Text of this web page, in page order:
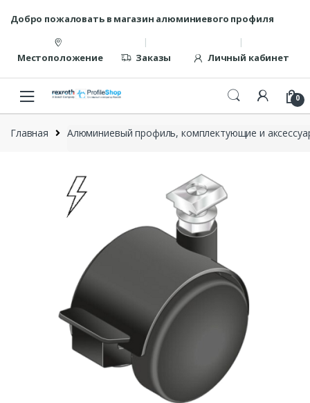
содержанию
Добро пожаловать в магазин алюминиевого профиля
Местоположение Заказы Личный кабинет
0
Главная Алюминиевый профиль, комплектующие и